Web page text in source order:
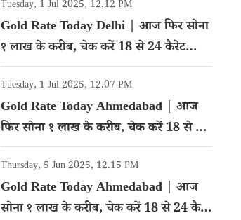
Tuesday, 1 Jul 2025, 12.12 PM
Gold Rate Today Delhi | आज फिर सोना
१ लाख के करीब, चेक करें 18 से 24 कैरेट
गोल्ड का रेट
Tuesday, 1 Jul 2025, 12.07 PM
Gold Rate Today Ahmedabad | आज
फिर सोना १ लाख के करीब, चेक करें 18 से 24
कैरेट गोल्ड का रेट
Thursday, 5 Jun 2025, 12.15 PM
Gold Rate Today Ahmedabad | आज
सोना १ लाख के करीब, चेक करें 18 से 24 कैरेट